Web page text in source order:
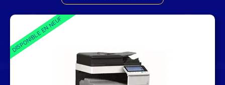
DISPONIBLE EN NEUF